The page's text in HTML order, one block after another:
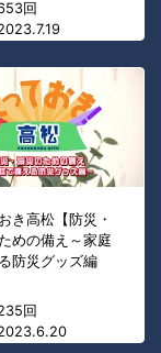
回
き高松【防災・
めの備え～家庭
防災グッズ編
回